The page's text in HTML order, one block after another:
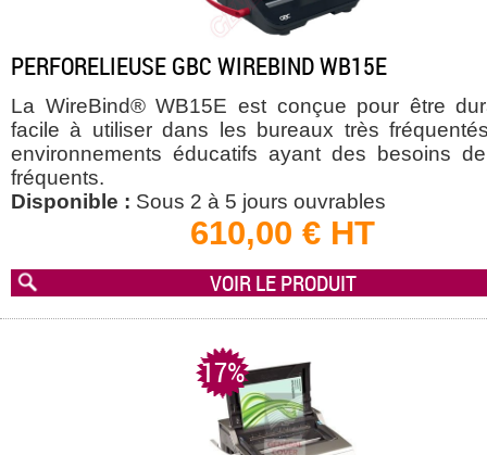
PERFORELIEUSE GBC WIREBIND WB15E
La WireBind® WB15E est conçue pour être
facile à utiliser dans les bureaux très
environnements éducatifs ayant des besoins
fréquents.
Disponible : Sous 2 à 5 jours ouvrables
610,00 € HT
VOIR LE PRODUIT
17%